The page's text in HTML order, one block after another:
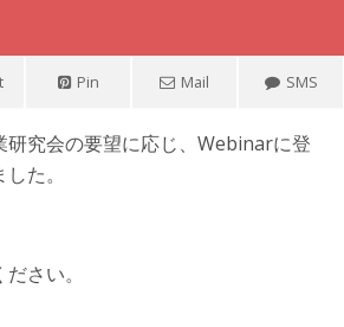
Pin Mail SMS
究会の要望に応じ、Webinarに登
た。
さい。